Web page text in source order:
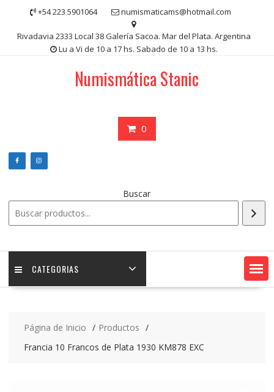
contenido
+54 223 5901064 numismaticams@hotmail.com
Rivadavia 2333 Local 38 Galería Sacoa. Mar del Plata. Argentina
Lu a Vi de 10 a 17 hs. Sabado de 10 a 13 hs.
Numismática Stanic
0
Buscar
CATEGORIAS
Página de Inicio
Productos
Francia 10 Francos de Plata 1930 KM878 EXC